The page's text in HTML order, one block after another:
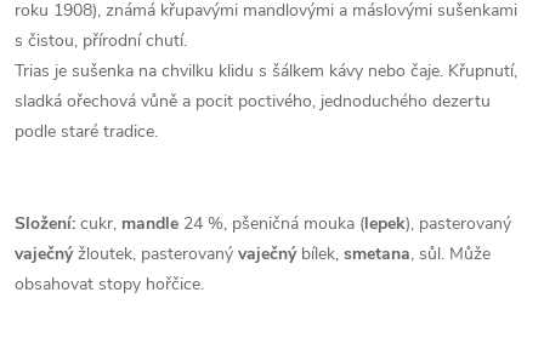
roku 1908), známá křupavými mandlovými a máslovými sušenkami
s čistou, přírodní chutí.
Trias je sušenka na chvilku klidu s šálkem kávy nebo čaje. Křupnutí,
sladká ořechová vůně a pocit poctivého, jednoduchého dezertu
podle staré tradice.
Složení: cukr, mandle 24 %, pšeničná mouka (lepek), pasterovaný
vaječnýžloutek, pasterovaný vaječnýbílek, smetana, sůl. Může
obsahovat stopy hořčice.